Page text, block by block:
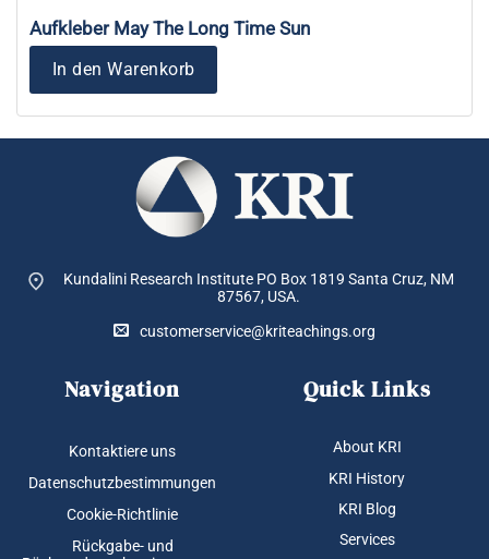
Aufkleber May The Long Time Sun
In den Warenkorb
Kundalini Research Institute PO Box 1819 Santa Cruz, NM
87567, USA.
customerservice@kriteachings.org
Navigation
Kontaktiere uns
Datenschutzbestimmungen
Cookie-Richtlinie
Rückgabe- und
Quick Links
About KRI
KRI History
KRI Blog
Services